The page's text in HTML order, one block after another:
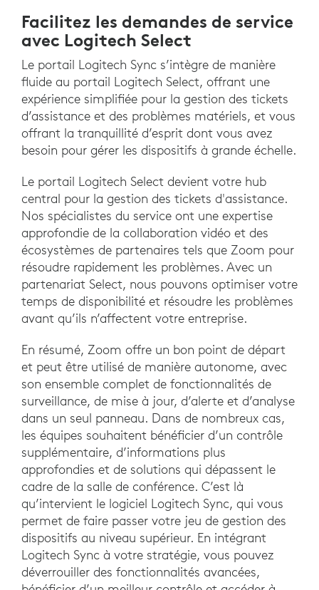
Facilitez les demandes de service
avec Logitech Select
Le portail Logitech Sync s’intègre de manière
fluide au portail Logitech Select, offrant une
expérience simplifiée pour la gestion des tickets
d’assistance et des problèmes matériels, et vous
offrant la tranquillité d’esprit dont vous avez
besoin pour gérer les dispositifs à grande échelle.
Le portail Logitech Select devient votre hub
central pour la gestion des tickets d'assistance.
Nos spécialistes du service ont une expertise
approfondie de la collaboration vidéo et des
écosystèmes de partenaires tels que Zoom pour
résoudre rapidement les problèmes. Avec un
partenariat Select, nous pouvons optimiser votre
temps de disponibilité et résoudre les problèmes
avant qu’ils n’affectent votre entreprise.
En résumé, Zoom offre un bon point de départ
et peut être utilisé de manière autonome, avec
son ensemble complet de fonctionnalités de
surveillance, de mise à jour, d’alerte et d’analyse
dans un seul panneau. Dans de nombreux cas,
les équipes souhaitent bénéficier d’un contrôle
supplémentaire, d’informations plus
approfondies et de solutions qui dépassent le
cadre de la salle de conférence. C’est là
qu’intervient le logiciel Logitech Sync, qui vous
permet de faire passer votre jeu de gestion des
dispositifs au niveau supérieur. En intégrant
Logitech Sync à votre stratégie, vous pouvez
déverrouiller des fonctionnalités avancées,